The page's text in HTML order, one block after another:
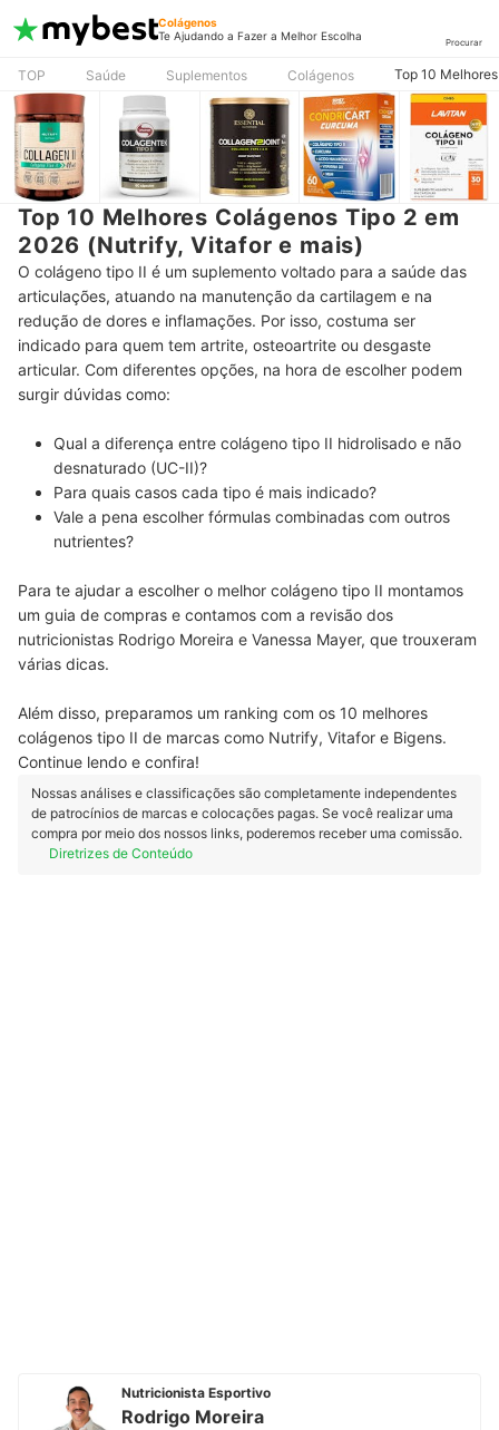
Colágenos
Te Ajudando a Fazer a Melhor Escolha
Procurar
TOP Saúde Suplementos Colágenos Top 10
Top 10 Melhores Colágenos Tipo 2 em
2026 (Nutrify, Vitafor e mais)
O colágeno tipo II é um suplemento voltado para a saúde das
articulações, atuando na manutenção da cartilagem e na
redução de dores e inflamações. Por isso, costuma ser
indicado para quem tem artrite, osteoartrite ou desgaste
articular. Com diferentes opções, na hora de escolher podem
surgir dúvidas como:
Qual a diferença entre colágeno tipo II hidrolisado e não
desnaturado (UC-II)?
Para quais casos cada tipo é mais indicado?
Vale a pena escolher fórmulas combinadas com outros
nutrientes?
Para te ajudar a escolher o melhor colágeno tipo II montamos
um guia de compras e contamos com a revisão dos
nutricionistas Rodrigo Moreira e Vanessa Mayer, que trouxeram
várias dicas.
Além disso, preparamos um ranking com os 10 melhores
colágenos tipo II de marcas como Nutrify, Vitafor e Bigens.
Continue lendo e confira!
Nossas análises e classificações são completamente independentes
de patrocínios de marcas e colocações pagas. Se você realizar uma
compra por meio dos nossos links, poderemos receber uma comissão.
Diretrizes de Conteúdo
Nutricionista Esportivo
Rodrigo Moreira